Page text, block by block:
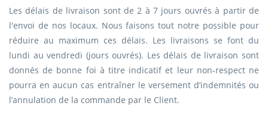
Les délais de livraison sont de 2 à 7 jours ouvrés à partir de
l'envoi de nos locaux. Nous faisons tout notre possible pour
réduire au maximum ces délais. Les livraisons se font du
lundi au vendredi (jours ouvrés). Les délais de livraison sont
donnés de bonne foi à titre indicatif et leur non-respect ne
pourra en aucun cas entraîner le versement d’indemnités ou
l’annulation de la commande par le Client.